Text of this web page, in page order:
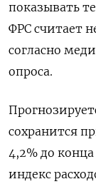
показывать
ФРС считает
согласно
опроса.
сохранится
4,2% до конца
индекс